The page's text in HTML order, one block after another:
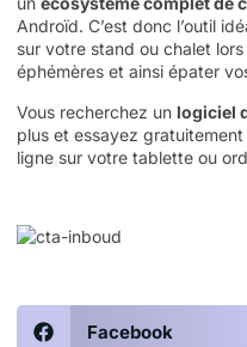
Androïd. C’est donc l’outil
sur votre stand ou chalet
éphémères et ainsi épater
Vous recherchez un logiciel
plus et essayez
ligne sur votre tablette ou
Facebook